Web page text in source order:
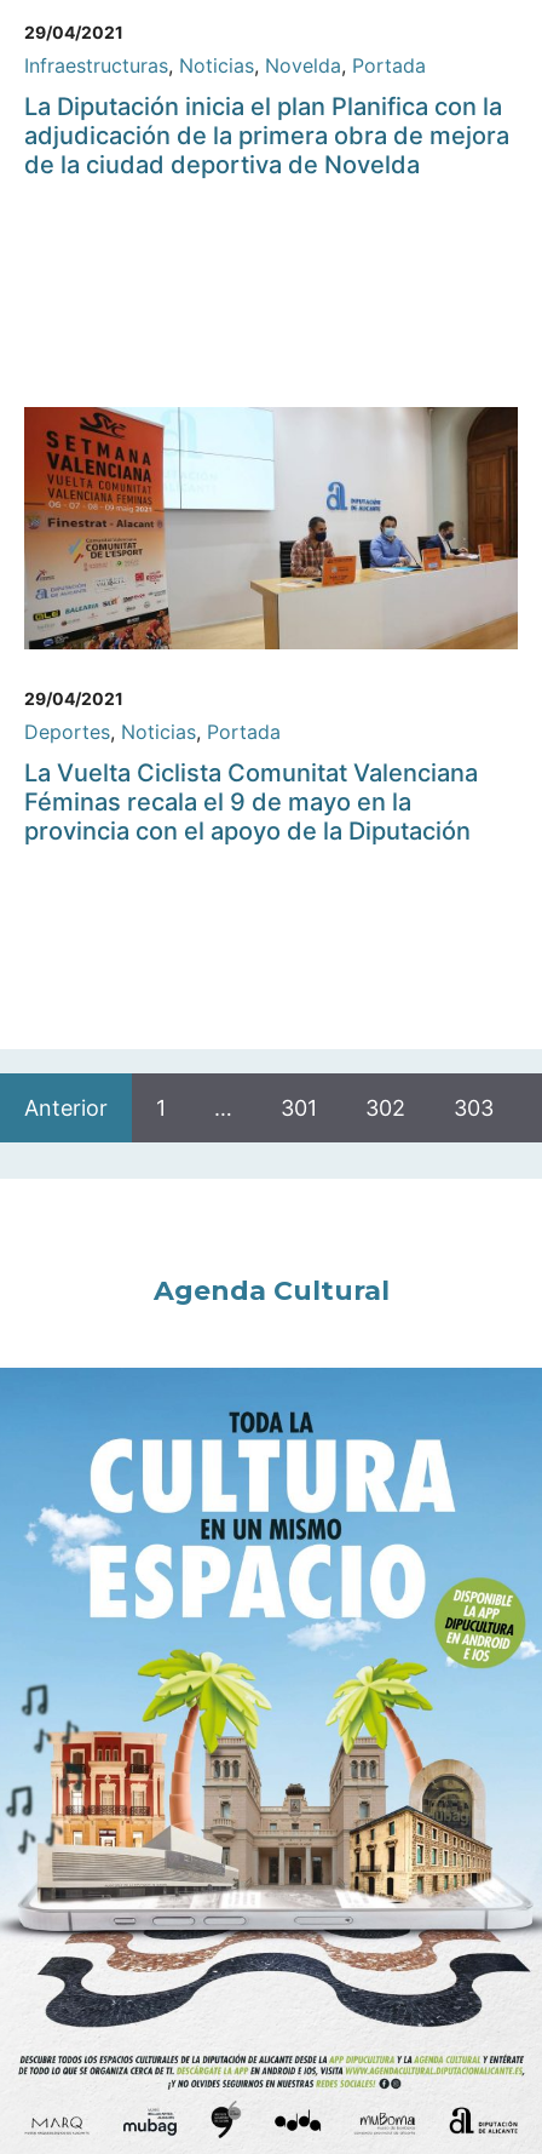
29/04/2021
Infraestructuras, Noticias, Novelda, Portada
La Diputación inicia el plan Planifica con la
adjudicación de la primera obra de mejora
de la ciudad deportiva de Novelda
29/04/2021
Deportes, Noticias, Portada
La Vuelta Ciclista Comunitat Valenciana
Féminas recala el 9 de mayo en la
provincia con el apoyo de la Diputación
Anterior 1 … 301 302 303
Agenda Cultural